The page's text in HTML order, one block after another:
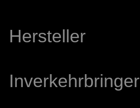
Hersteller
Inverkehrbringer